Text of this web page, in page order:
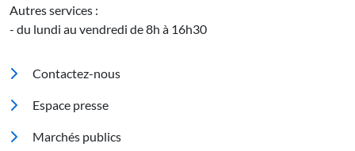
Autres services :
- du lundi au vendredi de 8h à 16h30
Pied de page
Contactez-nous
Espace presse
Marchés publics